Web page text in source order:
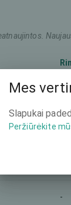
-
-
Mes
Slapukai
Peržiūrėkite